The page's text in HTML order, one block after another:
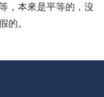
1集
-全1集
，本來是平等的，沒
的。